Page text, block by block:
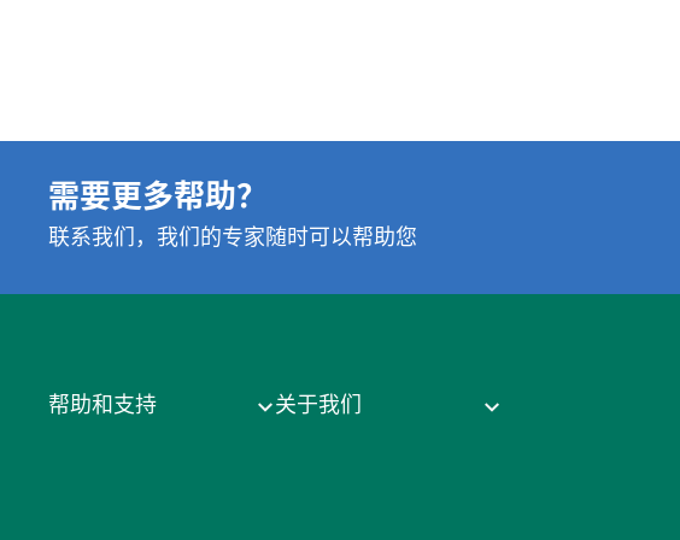
需要更多帮助？
联系我们，我们的专家随时可以帮助您
帮助和支持 关于我们